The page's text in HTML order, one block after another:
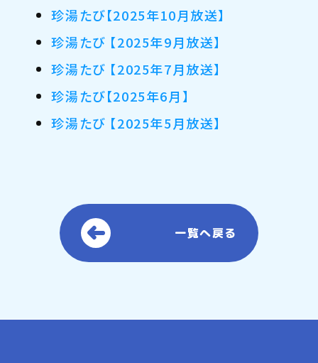
珍湯たび【2025年10月放送】
珍湯たび 【2025年9月放送】
珍湯たび 【2025年7月放送】
珍湯たび【2025年6月】
珍湯たび 【2025年5月放送】
一覧へ戻る